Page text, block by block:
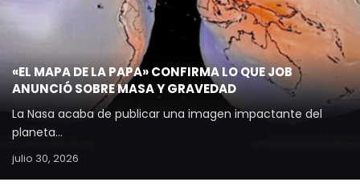
«EL MAPA DE LA PAPA» CONFIRMA LO QUE JOB
ANUNCIÓ SOBRE MASA Y GRAVEDAD
La Nasa acaba de publicar una imagen impactante del
planeta…
julio 30, 2026